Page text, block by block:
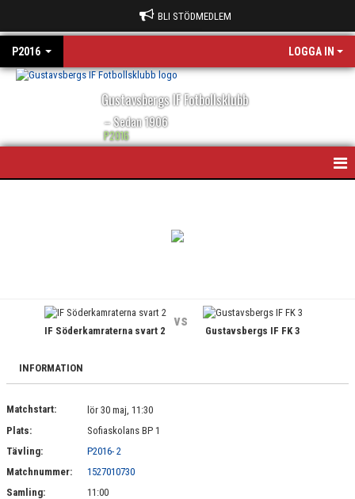
BLI STÖDMEDLEM
P2016 LOGGA IN
Gustavsbergs IF Fotbollsklubb
– Sedan 1906
P2016
BILDGALLERI
DOKUMENT
IF Söderkamraterna svart 2
vs
Gustavsbergs IF FK 3
INFORMATION
Matchstart:
lör 30 maj, 11:30
Plats:
Sofiaskolans BP 1
Tävling:
P2016- 2
Matchnummer:
1527010730
Samling:
11:00